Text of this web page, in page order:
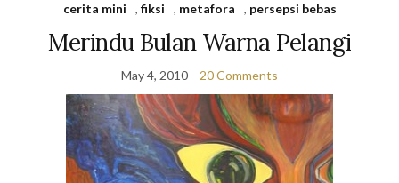
cerita mini , fiksi , metafora , persepsi bebas
Merindu Bulan Warna Pelangi
May 4, 2010 20 Comments